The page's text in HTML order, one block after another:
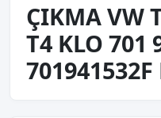
ÇIKMA VW
T4 KLO 701